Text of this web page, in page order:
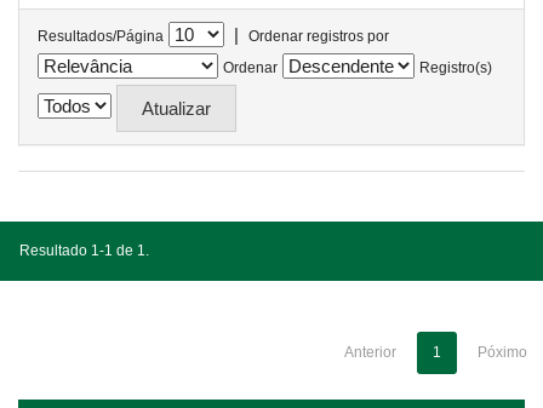
Resultados/Página |
Ordenar registros por
Ordenar
Registro(s)
Resultado 1-1 de 1.
Anterior 1 Póximo